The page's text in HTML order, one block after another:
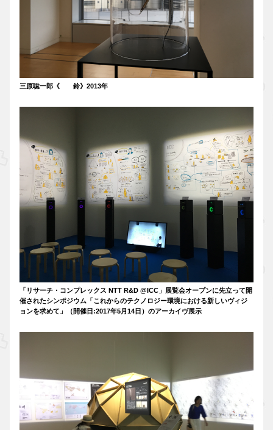
三原聡一郎《 鈴》2013年
「リサーチ・コンプレックス NTT R&D @ICC」展覧会オープンに先立って開
催されたシンポジウム「これからのテクノロジー環境における新しいヴィジ
ョンを求めて」（開催日:2017年5月14日）のアーカイヴ展示